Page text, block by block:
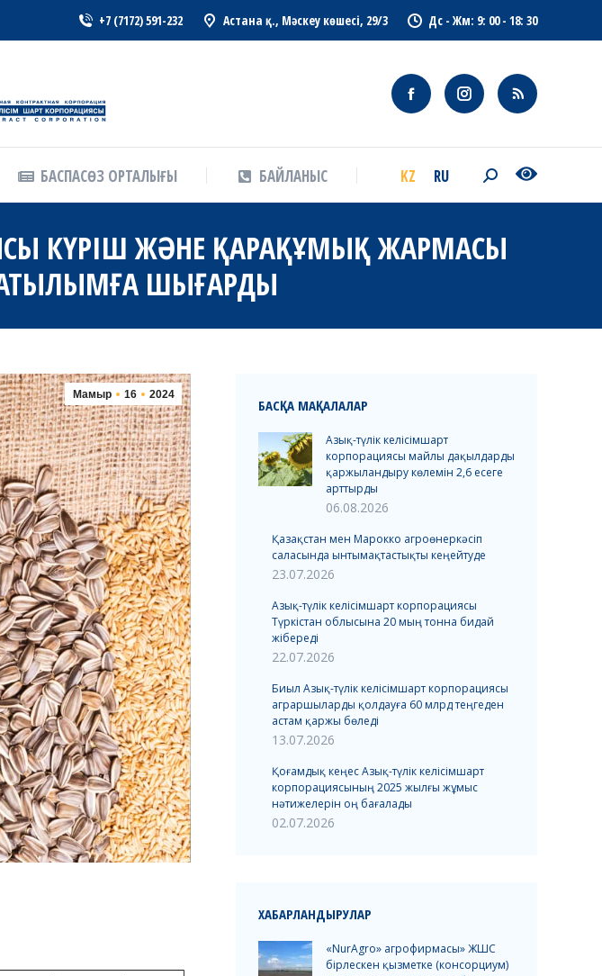
+7 (7172) 591-232 Астана қ., Мәскеу көшесі, 29/3 Дс - Жм: 9: 00 - 18: 30
БАСПАСӨЗ ОРТАЛЫҒЫ БАЙЛАНЫС KZ RU Search:
КҮРІШ ЖӘНЕ ҚАРАҚҰМЫҚ ЖАРМАСЫ
ШЫҒАРДЫ
Мамыр 16 2024
БАСҚА МАҚАЛАЛАР
Азық-түлік келісімшарт
корпорациясы майлы дақылдарды
қаржыландыру көлемін 2,6 есеге
арттырды
06.08.2026
Қазақстан мен Марокко агроөнеркәсіп
саласында ынтымақтастықты кеңейтуде
23.07.2026
Азық-түлік келісімшарт корпорациясы
Түркістан облысына 20 мың тонна бидай
жібереді
22.07.2026
Биыл Азық-түлік келісімшарт корпорациясы
аграршыларды қолдауға 60 млрд теңгеден
астам қаржы бөледі
13.07.2026
Қоғамдық кеңес Азық-түлік келісімшарт
корпорациясының 2025 жылғы жұмыс
нәтижелерін оң бағалады
02.07.2026
ХАБАРЛАНДЫРУЛАР
«NurAgro» агрофирмасы» ЖШС
бірлескен қызметке (консорциум)
БАСПАСӨЗ ОРТАЛЫҒЫ БАЙЛАНЫС KZ RU Search: